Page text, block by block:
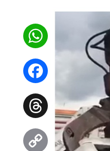
WhatsApp
Facebook
Threads